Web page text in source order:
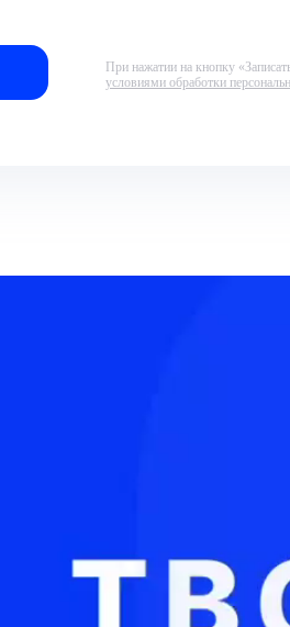
При нажатии на кнопку
условиями обработки